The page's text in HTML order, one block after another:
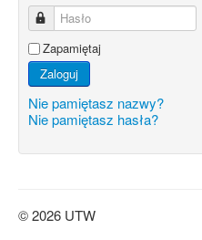
Hasło
Zapamiętaj
Zaloguj
Nie pamiętasz nazwy?
Nie pamiętasz hasła?
© 2026 UTW